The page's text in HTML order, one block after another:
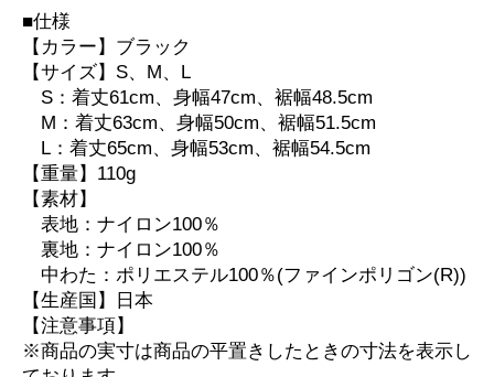
■仕様
【カラー】ブラック
【サイズ】S、M、L
S：着丈61cm、身幅47cm、裾幅48.5cm
M：着丈63cm、身幅50cm、裾幅51.5cm
L：着丈65cm、身幅53cm、裾幅54.5cm
【重量】110g
【素材】
表地：ナイロン100％
裏地：ナイロン100％
中わた：ポリエステル100％(ファインポリゴン(R))
【生産国】日本
【注意事項】
※商品の実寸は商品の平置きしたときの寸法を表示し